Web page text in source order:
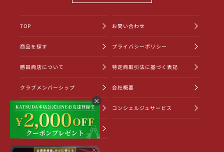
×
TOP
商品を探す
勝田商店について
クラブメンバーシップ
ショッピングガイド
お知らせ一覧
お問い合わせ
プライバシーポリシー
特定商取引法に基づく表記
会社概要
コンシェルジュサービス